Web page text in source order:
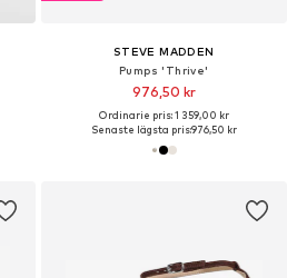
STEVE MADDEN
Pumps 'Thrive'
976,50 kr
Ordinarie pris: 1 359,00 kr
Senaste lägsta pris:976,50 kr